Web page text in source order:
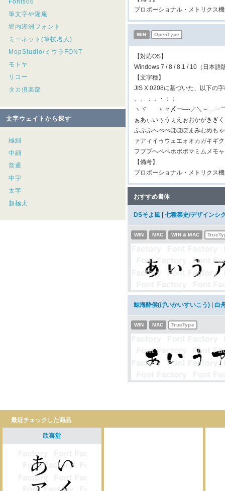
Fonts66
筆文字や隆庵
堀内湖洲フォント
ミーネット(筆技名人)
MopStudio/ミウラFONT
モトヤ
リコー
タカ倶楽部
文字ウェイトから探す
極細
中細
普通
中字
太字
超極太
プロポーショナル・メトリクス
WIN OpenType
【対応OS】
Windows 7 / 8 / 8.1 / 10（日本語
【文字種】
JIS X 0208に基づいた、以下の
、。，．・：；
ヽヾゝゞ〃々〆ー―‐／＼～
ぁあぃいぅうぇえぉおかがきぎ
ふぶぷへべぺほぼぽまみむめも
ァアィイゥウェエォオカガキギ
フブプヘベペホボポマミムメモ
【備考】
プロポーショナル・メトリクス
おすすめ書体
DSそよ風 七種泰史/デザインシ
WIN MAC WIN & MAC
鯨海酔侯(げいかいすいこう) 白
WIN MAC TrueType
最近チェックした商品
欣喜堂